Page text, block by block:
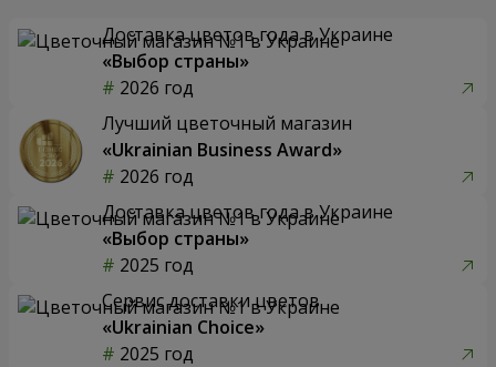
Доставка цветов года в Украине
«Выбор страны»
2026 год
Лучший цветочный магазин
«Ukrainian Business Award»
2026 год
Доставка цветов года в Украине
«Выбор страны»
2025 год
Сервис доставки цветов
«Ukrainian Choice»
2025 год